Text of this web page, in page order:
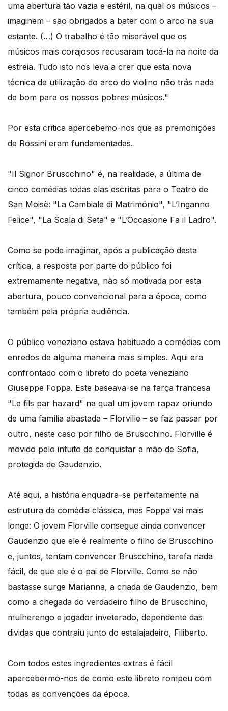
uma abertura tão vazia e estéril, na qual os músicos –
imaginem – são obrigados a bater com o arco na sua
estante. (…) O trabalho é tão miserável que os
músicos mais corajosos recusaram tocá-la na noite da
estreia. Tudo isto nos leva a crer que esta nova
técnica de utilização do arco do violino não trás nada
de bom para os nossos pobres músicos."
Por esta critica apercebemo-nos que as premonições
de Rossini eram fundamentadas.
"Il Signor Bruscchino" é, na realidade, a última de
cinco comédias todas elas escritas para o Teatro de
San Moisè: "La Cambiale di Matrimónio", "L’Inganno
Felice", "La Scala di Seta" e "L’Occasione Fa il Ladro".
Como se pode imaginar, após a publicação desta
crítica, a resposta por parte do público foi
extremamente negativa, não só motivada por esta
abertura, pouco convencional para a época, como
também pela própria audiência.
O público veneziano estava habituado a comédias com
enredos de alguma maneira mais simples. Aqui era
confrontado com o libreto do poeta veneziano
Giuseppe Foppa. Este baseava-se na farça francesa
"Le fils par hazard" na qual um jovem rapaz oriundo
de uma família abastada – Florville – se faz passar por
outro, neste caso por filho de Bruscchino. Florville é
movido pelo intuito de conquistar a mão de Sofia,
protegida de Gaudenzio.
Até aqui, a história enquadra-se perfeitamente na
estrutura da comédia clássica, mas Foppa vai mais
longe: O jovem Florville consegue ainda convencer
Gaudenzio que ele é realmente o filho de Bruscchino
e, juntos, tentam convencer Bruscchino, tarefa nada
fácil, de que ele é o pai de Florville. Como se não
bastasse surge Marianna, a criada de Gaudenzio, bem
como a chegada do verdadeiro filho de Bruscchino,
mulherengo e jogador inveterado, dependente das
dividas que contraiu junto do estalajadeiro, Filiberto.
Com todos estes ingredientes extras é fácil
apercebermo-nos de como este libreto rompeu com
todas as convenções da época.